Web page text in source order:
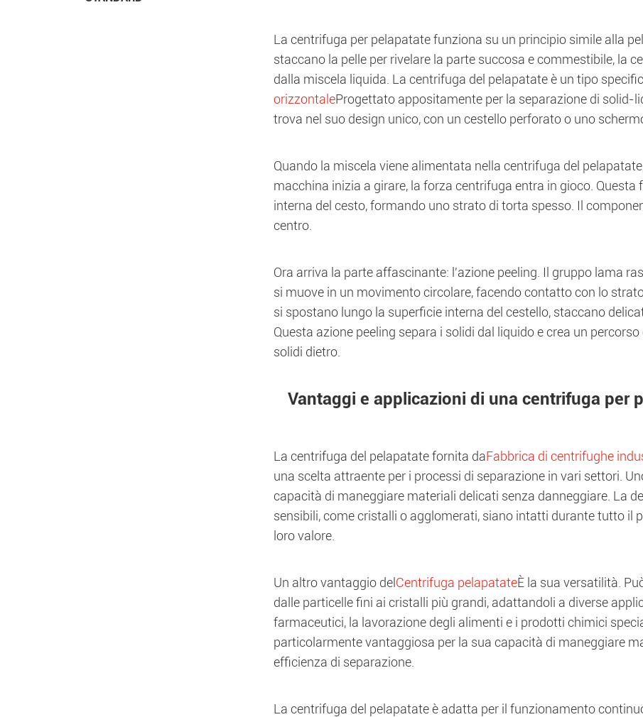
La centrifuga per pelapatate funziona su un principio simile alla
staccano la pelle per rivelare la parte succosa e commestibile, la
dalla miscela liquida. La centrifuga del pelapatate è un tipo
orizzontaleProgettato appositamente per la separazione di solid-
trova nel suo design unico, con un cestello perforato o uno
Quando la miscela viene alimentata nella centrifuga del
macchina inizia a girare, la forza centrifuga entra in gioco.
interna del cesto, formando uno strato di torta spesso. Il
centro.
Ora arriva la parte affascinante: l'azione peeling. Il gruppo lama
si muove in un movimento circolare, facendo contatto con lo
si spostano lungo la superficie interna del cestello, staccano
Questa azione peeling separa i solidi dal liquido e crea un
solidi dietro.
Vantaggi e applicazioni di una centrifuga per
La centrifuga del pelapatate fornita daFabbrica di centrifughe
una scelta attraente per i processi di separazione in vari settori.
capacità di maneggiare materiali delicati senza danneggiare. La
sensibili, come cristalli o agglomerati, siano intatti durante tutto il
loro valore.
Un altro vantaggio del Centrifuga pelapatateÈ la sua versatilità.
dalle particelle fini ai cristalli più grandi, adattandoli a diverse
farmaceutici, la lavorazione degli alimenti e i prodotti chimici
particolarmente vantaggiosa per la sua capacità di maneggiare
efficienza di separazione.
La centrifuga del pelapatate è adatta per il funzionamento